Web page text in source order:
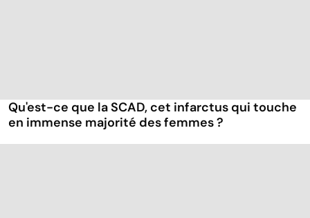
Qu'est-ce que la SCAD, cet infarctus qui touche
en immense majorité des femmes ?